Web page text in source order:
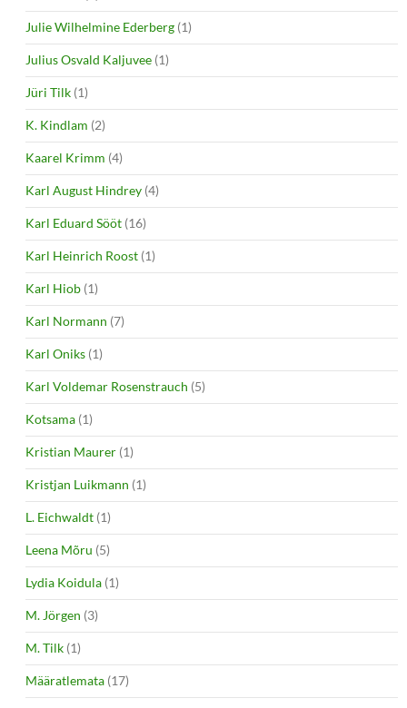
Julie Wilhelmine Ederberg (1)
Julius Osvald Kaljuvee (1)
Jüri Tilk (1)
K. Kindlam (2)
Kaarel Krimm (4)
Karl August Hindrey (4)
Karl Eduard Sööt (16)
Karl Heinrich Roost (1)
Karl Hiob (1)
Karl Normann (7)
Karl Oniks (1)
Karl Voldemar Rosenstrauch (5)
Kotsama (1)
Kristian Maurer (1)
Kristjan Luikmann (1)
L. Eichwaldt (1)
Leena Mõru (5)
Lydia Koidula (1)
M. Jörgen (3)
M. Tilk (1)
Määratlemata (17)